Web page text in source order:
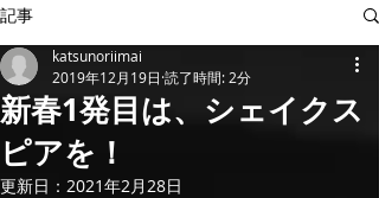
記事
新春1発目は、シェイクス
ピアを！
katsunoriimai
2019年12月19日 読了時間: 2分
更新日： 2021年2月28日